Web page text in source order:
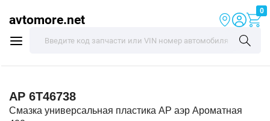
avtomore.net
0
AP 6T46738
Смазка универсальная пластика AP аэр Ароматная